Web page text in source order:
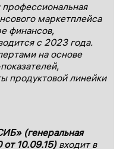
маркетплейса
финансов,
с 2023 года.
на основе
продуктовой линейки
(генеральная
10.09.15)входит в